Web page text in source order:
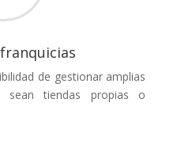
de gestionar amplias
sean tiendas propias o